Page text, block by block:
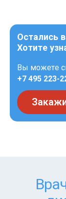
Остались
Хотите
Вы можете
+7 495 223-